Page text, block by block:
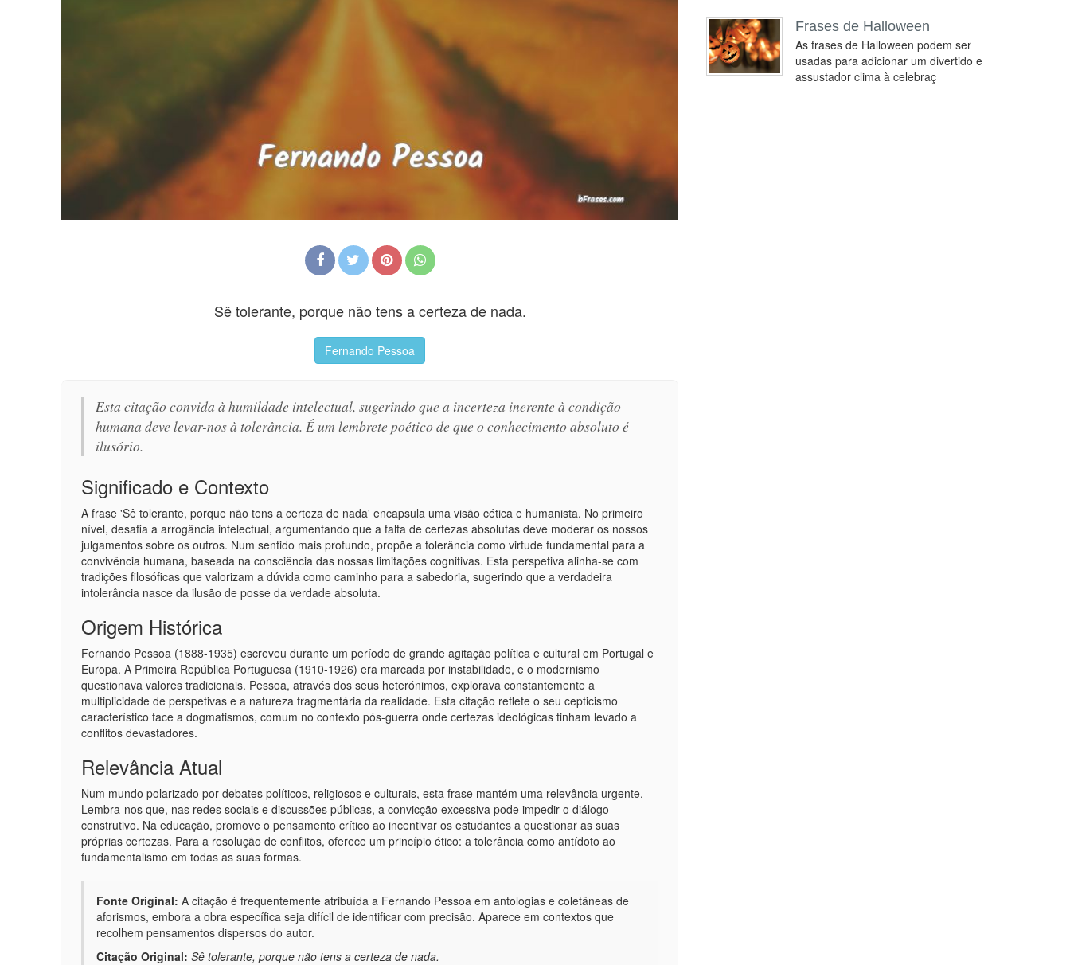
Sê tolerante, porque não tens a certeza de nada.
Fernando Pessoa
Esta citação convida à humildade intelectual, sugerindo que a incerteza inerente à condição
humana deve levar-nos à tolerância. É um lembrete poético de que o conhecimento absoluto é
ilusório.
Significado e Contexto
A frase 'Sê tolerante, porque não tens a certeza de nada' encapsula uma visão cética e humanista. No primeiro
nível, desafia a arrogância intelectual, argumentando que a falta de certezas absolutas deve moderar os nossos
julgamentos sobre os outros. Num sentido mais profundo, propõe a tolerância como virtude fundamental para a
convivência humana, baseada na consciência das nossas limitações cognitivas. Esta perspetiva alinha-se com
tradições filosóficas que valorizam a dúvida como caminho para a sabedoria, sugerindo que a verdadeira
intolerância nasce da ilusão de posse da verdade absoluta.
Origem Histórica
Fernando Pessoa (1888-1935) escreveu durante um período de grande agitação política e cultural em Portugal e
Europa. A Primeira República Portuguesa (1910-1926) era marcada por instabilidade, e o modernismo
questionava valores tradicionais. Pessoa, através dos seus heterónimos, explorava constantemente a
multiplicidade de perspetivas e a natureza fragmentária da realidade. Esta citação reflete o seu cepticismo
característico face a dogmatismos, comum no contexto pós-guerra onde certezas ideológicas tinham levado a
conflitos devastadores.
Relevância Atual
Num mundo polarizado por debates políticos, religiosos e culturais, esta frase mantém uma relevância urgente.
Lembra-nos que, nas redes sociais e discussões públicas, a convicção excessiva pode impedir o diálogo
construtivo. Na educação, promove o pensamento crítico ao incentivar os estudantes a questionar as suas
próprias certezas. Para a resolução de conflitos, oferece um princípio ético: a tolerância como antídoto ao
fundamentalismo em todas as suas formas.
Fonte Original: A citação é frequentemente atribuída a Fernando Pessoa em antologias e coletâneas de
aforismos, embora a obra específica seja difícil de identificar com precisão. Aparece em contextos que
recolhem pensamentos dispersos do autor.
Citação Original: Sê tolerante, porque não tens a certeza de nada.
Frases de Halloween
As frases de Halloween podem ser
usadas para adicionar um divertido e
assustador clima à celebraç